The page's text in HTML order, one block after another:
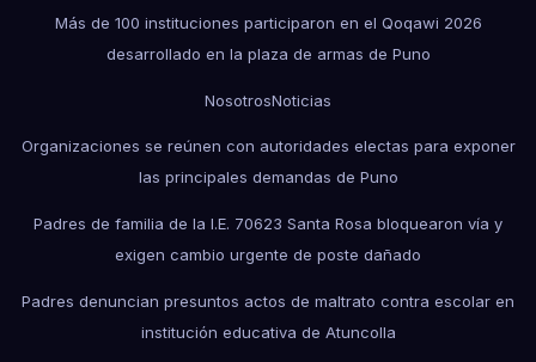
Más de 100 instituciones participaron en el Qoqawi 2026
desarrollado en la plaza de armas de Puno
NosotrosNoticias
Organizaciones se reúnen con autoridades electas para exponer
las principales demandas de Puno
Padres de familia de la I.E. 70623 Santa Rosa bloquearon vía y
exigen cambio urgente de poste dañado
Padres denuncian presuntos actos de maltrato contra escolar en
institución educativa de Atuncolla